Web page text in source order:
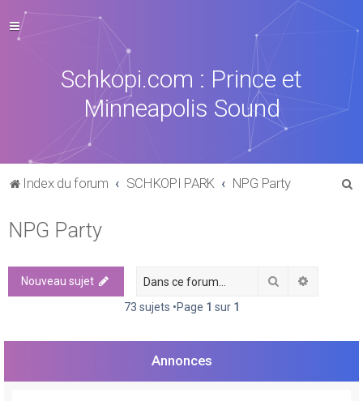
Schkopi.com : Prince et
Minneapolis Sound
Index du forum SCHKOPI PARK NPG Party
h
r
NPG Party
Nouveau sujet Rechercher
73 sujets •Page 1 sur 1
Annonces